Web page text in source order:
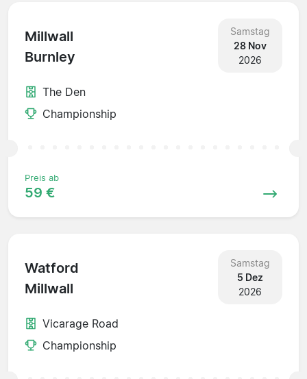
Millwall
Burnley
Samstag
28 Nov
2026
The Den
Championship
Preis ab
59 €
Watford
Millwall
Samstag
5 Dez
2026
Vicarage Road
Championship